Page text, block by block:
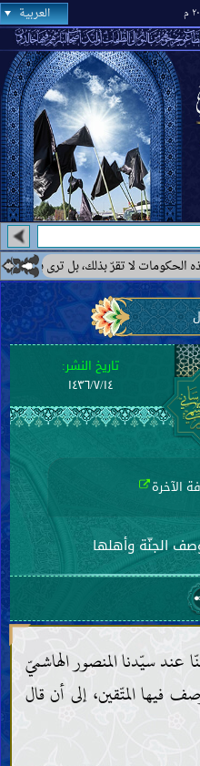
العربية
بذلك، بل ترى بعضها كحكومة
تاريخ النشر:
١٤٣٦/٧/١٤
الآخرة
الجنّة وأهلها
عند سيّدنا المنصور الهاشميّ
فيها المتّقين، إلى أن قال